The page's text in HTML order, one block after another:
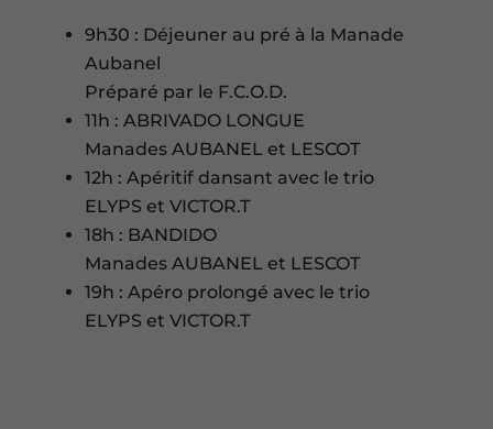
9h30 : Déjeuner au pré à la Manade
Aubanel
Préparé par le F.C.O.D.
11h : ABRIVADO LONGUE
Manades AUBANEL et LESCOT
12h : Apéritif dansant avec le trio
ELYPS et VICTOR.T
18h : BANDIDO
Manades AUBANEL et LESCOT
19h : Apéro prolongé avec le trio
ELYPS et VICTOR.T